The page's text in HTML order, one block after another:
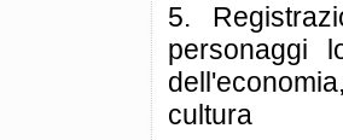
5.
personaggi
cultura